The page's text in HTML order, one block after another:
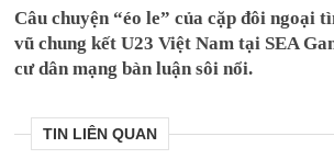
Câu chuyện “éo le” của cặp đôi ngoại
vũ chung kết U23 Việt Nam tại SEA
cư dân mạng bàn luận sôi nổi.
TIN LIÊN QUAN